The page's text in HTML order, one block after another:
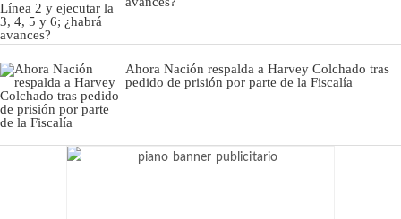
Ahora Nación respalda a Harvey Colchado tras
pedido de prisión por parte de la Fiscalía